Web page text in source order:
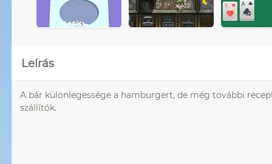
Leírás
A bár különlegessége a hamburgert, de még további
szállítók.